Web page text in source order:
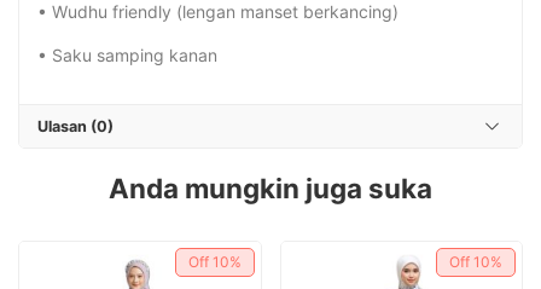
• Wudhu friendly (lengan manset berkancing)
• Saku samping kanan
Ulasan (0)
Anda mungkin juga suka
Off 10% Off 10%